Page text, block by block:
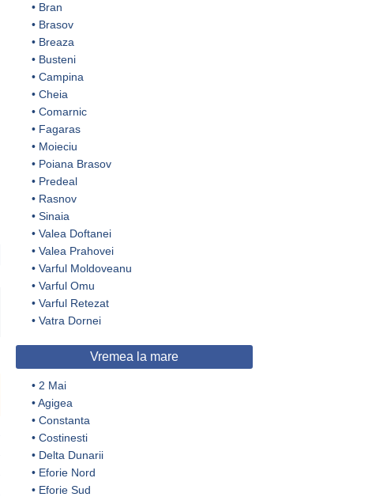
• Bran
• Brasov
• Breaza
• Busteni
• Campina
• Cheia
• Comarnic
• Fagaras
• Moieciu
• Poiana Brasov
• Predeal
• Rasnov
• Sinaia
• Valea Doftanei
• Valea Prahovei
• Varful Moldoveanu
• Varful Omu
• Varful Retezat
• Vatra Dornei
Vremea la mare
• 2 Mai
•Agigea
• Constanta
• Costinesti
• Delta Dunarii
• Eforie Nord
• Eforie Sud